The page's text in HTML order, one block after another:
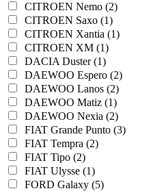
CITROEN Nemo (2)
CITROEN Saxo (1)
CITROEN Xantia (1)
CITROEN XM (1)
DACIA Duster (1)
DAEWOO Espero (2)
DAEWOO Lanos (2)
DAEWOO Matiz (1)
DAEWOO Nexia (2)
FIAT Grande Punto (3)
FIAT Tempra (2)
FIAT Tipo (2)
FIAT Ulysse (1)
FORD Galaxy (5)